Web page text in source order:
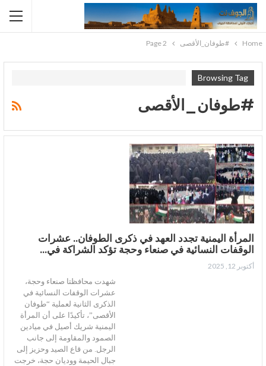
Home #طوفان_الأقصى Page 2
Browsing Tag
#طوفان_الأقصى
المرأة اليمنية تجدد العهد في ذكرى الطوفان.. عشرات
الوقفات النسائية في صنعاء وحجة تؤكد الشراكة في…
أكتوبر 12, 2025
شهدت محافظتا صنعاء وحجة،
عشرات الوقفات النسائية في
الذكرى الثانية لعملية “طوفان
الأقصى”، تأكيدًا على أن المرأة
اليمنية شريك أصيل في ميادين
الصمود والمقاومة إلى جانب
الرجل. من قاع الصيد وحزيز إلى
جبال الحيمة ووديان حجة، خرجت